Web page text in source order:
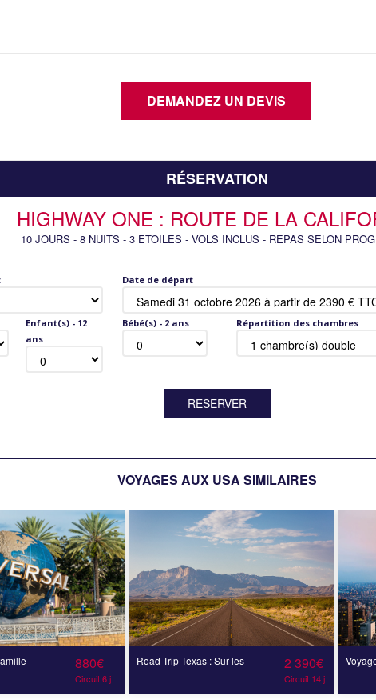
RÉSERVATION
HIGHWAY ONE : ROUTE DE LA
10 JOURS -8 NUITS -3 ETOILES -VOLS INCLUS -REPAS SELON
Date de départ
Enfant(s) - 12
ans
Bébé(s) - 2 ans Répartition des chambres
VOYAGES AUX USA SIMILAIRES
880€
Circuit 6 j
Road Trip Texas : Sur les 2 390€
Circuit 14 j